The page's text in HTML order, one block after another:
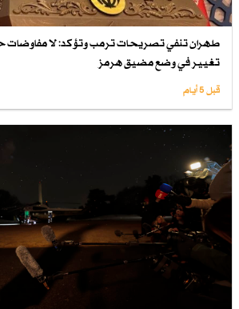
طهران تنفي تصريحات ترمب وتؤكد: لا مفاوضات
تغيير في وضع مضيق هرمز
قبل 5 أيام